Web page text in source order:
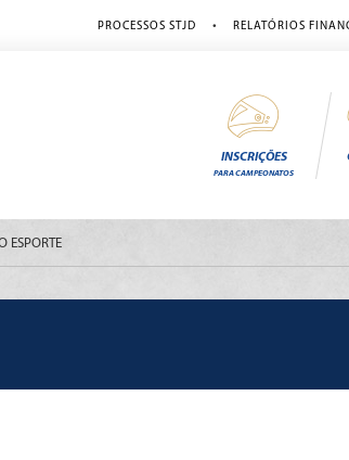
PROCESSOS STJD • RELATÓRIOS
INSCRIÇÕES
PARA CAMPEONATOS
ESPORTE